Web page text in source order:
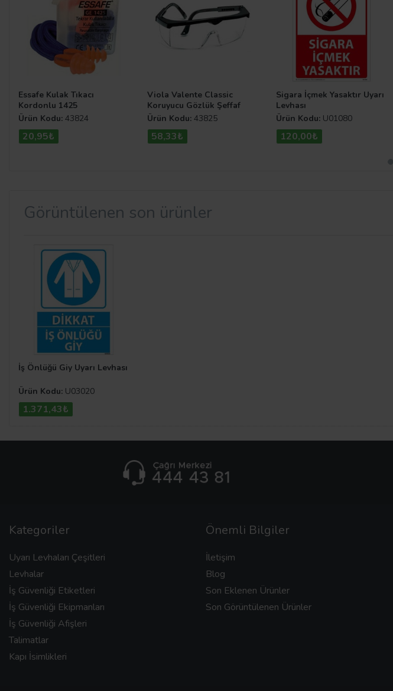
İş yapılan alanlar veya toplu kullanılan alanların düzeni için bir takım kurallar
ile birlikte bu kuralların insanlar tarafından benimsenmesi sağlanır. Uyarı
atabilirsiniz.
Essafe Kulak Tıkacı
Kordonlu 1425
Ürün Kodu: 43824
20,95₺
Viola Valente Classic
Koruyucu Gözlük Şeffaf
Ürün Kodu: 43825
58,33₺
Sigara İçmek Yasaktır Uyarı
Levhası
Ürün Kodu: U01080
120,00₺
Görüntülenen son ürünler
İş Önlüğü Giy Uyarı Levhası
Ürün Kodu: U03020
1.371,43₺
Kategoriler
Uyarı Levhaları Çeşitleri
Levhalar
İş Güvenliği Etiketleri
İş Güvenliği Ekipmanları
İş Güvenliği Afişleri
Talimatlar
Kapı İsimlikleri
Önemli Bilgiler
İletişim
Blog
Son Eklenen Ürünler
Son Görüntülenen Ürünler